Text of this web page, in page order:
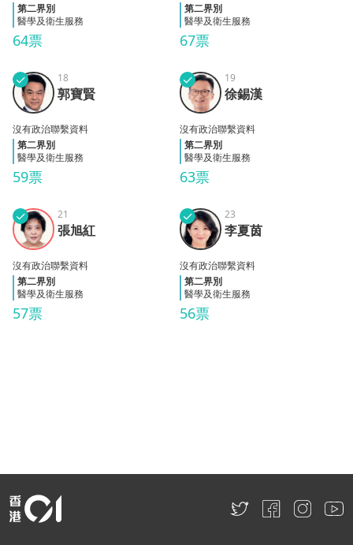
64票
第二界別
醫學及衛生服務
67票
第二界別
醫學及衛生服務
郭寶
賢
✓
59票
18
郭寶賢
沒有政治聯繫資料
第二界別
醫學及衛生服務
徐錫
漢
✓
63票
19
徐錫漢
沒有政治聯繫資料
第二界別
醫學及衛生服務
張旭
紅
✓
57票
21
張旭紅
沒有政治聯繫資料
第二界別
醫學及衛生服務
李夏
茵
✓
56票
23
李夏茵
沒有政治聯繫資料
第二界別
醫學及衛生服務